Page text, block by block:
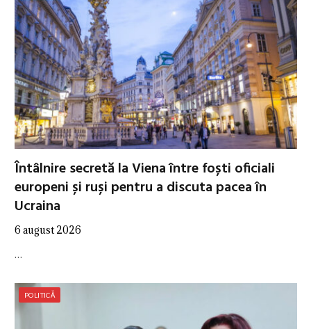
Întâlnire secretă la Viena între foști oficiali
europeni și ruși pentru a discuta pacea în
Ucraina
6 august 2026
…
POLITICĂ